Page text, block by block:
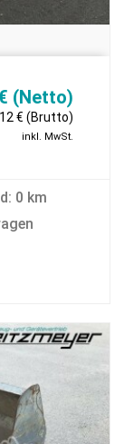
(Netto)
€ (Brutto)
inkl. MwSt.
0 km